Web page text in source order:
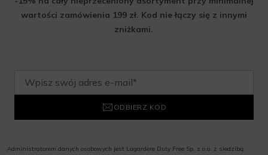
wartości zamówienia 199 zł. Kod nie łączy się z innymi
zniżkami.
ODBIERZ KOD
Administratorem danych osobowych jest Lagardere Duty Free Sp. z o.o. z siedzibą